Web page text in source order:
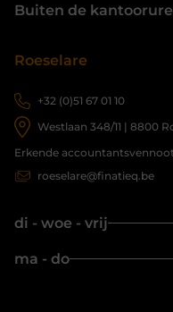
Buiten de
Roeselare
+32 (0)51 67 01 10
Westlaan 348/11 | 8800
Erkende
roeselare@finatieq.be
di - woe - vrij
ma - do